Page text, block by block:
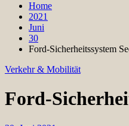
Home
2021
Juni
30
Ford-Sicherheitssystem
Verkehr & Mobilität
Ford-